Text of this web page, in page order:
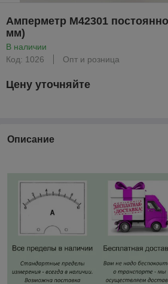
Амперметр М42301
мм)
В наличии
Код: 1026
Опт и розница
Цену уточняйте
Описание